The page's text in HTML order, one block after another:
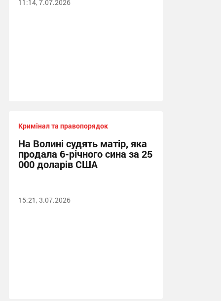
11:14, 7.07.2026
Кримінал та правопорядок
На Волині судять матір, яка
продала 6-річного сина за 25
000 доларів США
15:21, 3.07.2026